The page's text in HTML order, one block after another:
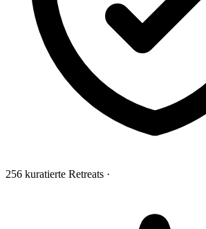
256 kuratierte Retreats ·